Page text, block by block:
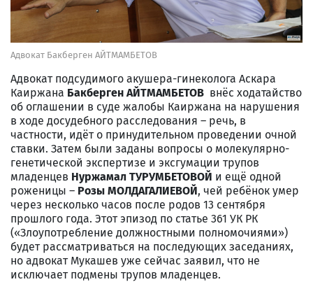
Адвокат Бакберген АЙТМАМБЕТОВ
Адвокат подсудимого акушера-гинеколога Аскара
Каиржана Бакберген АЙТМАМБЕТОВ внёс ходатайство
об оглашении в суде жалобы Каиржана на нарушения
в ходе досудебного расследования – речь, в
частности, идёт о принудительном проведении очной
ставки. Затем были заданы вопросы о молекулярно-
генетической экспертизе и эксгумации трупов
младенцев Нуржамал ТУРУМБЕТОВОЙ и ещё одной
роженицы – Розы МОЛДАГАЛИЕВОЙ, чей ребёнок умер
через несколько часов после родов 13 сентября
прошлого года. Этот эпизод по статье 361 УК РК
(«Злоупотребление должностными полномочиями»)
будет рассматриваться на последующих заседаниях,
но адвокат Мукашев уже сейчас заявил, что не
исключает подмены трупов младенцев.